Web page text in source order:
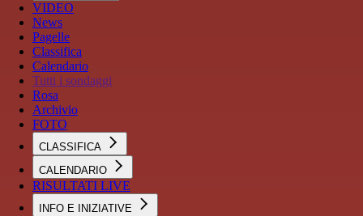
VIDEO
News
Pagelle
Classifica
Calendario
Tutti i sondaggi
Rosa
Archivio
FOTO
CLASSIFICA
CALENDARIO
RISULTATI LIVE
INFO E INIZIATIVE